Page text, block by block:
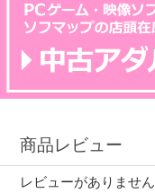
商品レビュー
レビューがありません